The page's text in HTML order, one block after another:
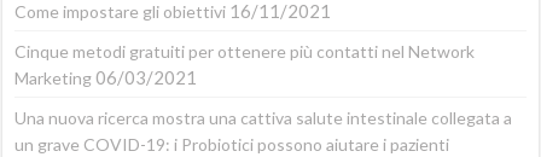
Come impostare gli obiettivi 16/11/2021
Cinque metodi gratuiti per ottenere più contatti nel Network
Marketing 06/03/2021
Una nuova ricerca mostra una cattiva salute intestinale collegata a
un grave COVID-19: i Probiotici possono aiutare i pazienti